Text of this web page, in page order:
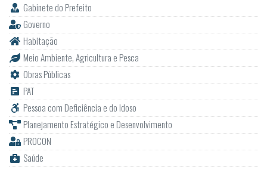
Gabinete do Prefeito
Governo
Habitação
Meio Ambiente, Agricultura e Pesca
Obras Públicas
PAT
Pessoa com Deficiência e do Idoso
Planejamento Estratégico e Desenvolvimento
PROCON
Saúde